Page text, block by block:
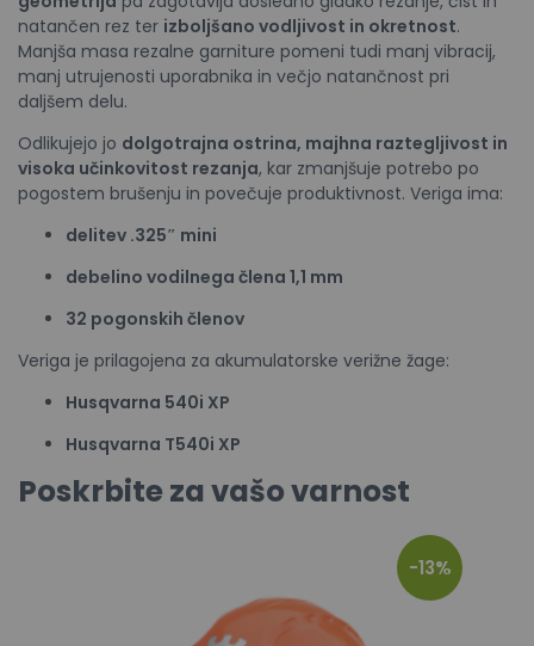
natančen rez ter izboljšano vodljivost in okretnost.
Manjša masa rezalne garniture pomeni tudi manj vibracij,
manj utrujenosti uporabnika in večjo natančnost pri
daljšem delu.
Odlikujejo jo dolgotrajna ostrina, majhna raztegljivost in
visoka učinkovitost rezanja, kar zmanjšuje potrebo po
pogostem brušenju in povečuje produktivnost. Veriga ima:
delitev .325″ mini
debelino vodilnega člena 1,1 mm
32 pogonskih členov
Veriga je prilagojena za akumulatorske verižne žage:
Husqvarna 540i XP
Husqvarna T540i XP
Poskrbite za vašo varnost
-13%